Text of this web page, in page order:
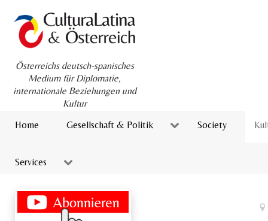
Österreichs deutsch-spanisches
Medium für Diplomatie,
internationale Beziehungen und
Kultur
Home
Gesellschaft & Politik Society
Services